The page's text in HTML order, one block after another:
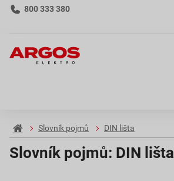
800 333 380
Slovník pojmů DIN lišta
Slovník pojmů: DIN lišta